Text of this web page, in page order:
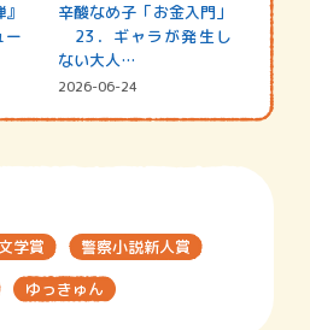
ー
辛酸なめ子「お金入門」
23．ギャラが発生し
ない大人…
2026-06-24
学賞
警察小説新人賞
ゆっきゅん